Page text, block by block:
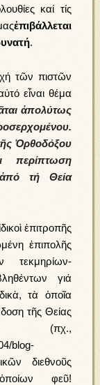
καί τίς
ἐπιβάλλεται
.
τῶν πιστῶν
εἶναι θέμα
ἀπολύτως
Ὀρθοδόξου
περίπτωση
ἀπό τή Θεία
ἐπιτροπῆς
ἐπιπολῆς
τεκμηρίων-
γιά
τὰ ὁποῖα
τῆς Θείας
(πχ.,
blog-
διεθνοῦς
φεῦ!